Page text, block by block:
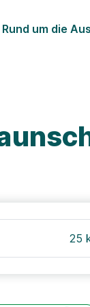
Rund um die
25